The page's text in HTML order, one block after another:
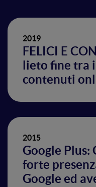
2019
FELICI E
lieto fine tra
contenuti
2015
Google Plus:
forte
Google ed